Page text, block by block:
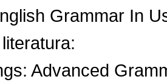
Grammar In
Advanced